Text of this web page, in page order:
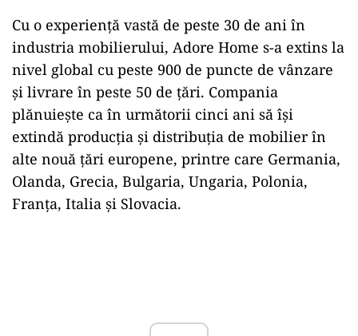
Cu o experiență vastă de peste 30 de ani în
industria mobilierului, Adore Home s-a extins la
nivel global cu peste 900 de puncte de vânzare
și livrare în peste 50 de țări. Compania
plănuiește ca în următorii cinci ani să își
extindă producția și distribuția de mobilier în
alte nouă țări europene, printre care Germania,
Olanda, Grecia, Bulgaria, Ungaria, Polonia,
Franța, Italia și Slovacia.